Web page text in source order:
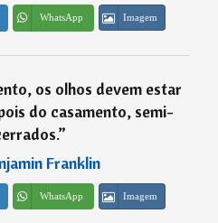
WhatsApp Imagem
os olhos devem estar
do casamento, semi-
”
Franklin
WhatsApp Imagem